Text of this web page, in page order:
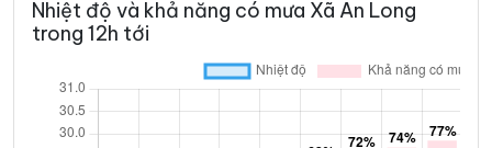
Nhiệt độ và khả năng có mưa Xã An Long
trong 12h tới